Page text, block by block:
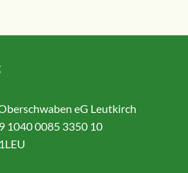
eG Leutkirch
1040 0085 3350 10